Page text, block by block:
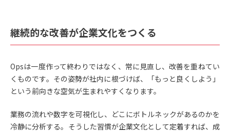
継続的な改善が企業文化をつくる
Opsは一度作って終わりではなく、常に見直し、改善を重ねてい
くものです。その姿勢が社内に根づけば、「もっと良くしよう」
という前向きな空気が生まれやすくなります。
業務の流れや数字を可視化し、どこにボトルネックがあるのかを
冷静に分析する。そうした習慣が企業文化として定着すれば、成